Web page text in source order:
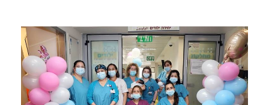
מחקר
צומות
ביו
רפואית
ורפואה
וגם
מחקר
צומות